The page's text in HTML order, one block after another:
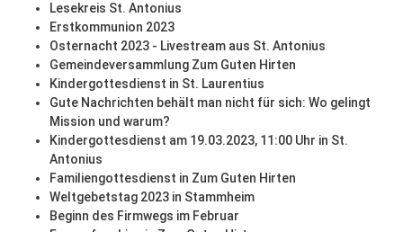
Lesekreis St. Antonius
Erstkommunion 2023
Osternacht 2023 - Livestream aus St. Antonius
Gemeindeversammlung Zum Guten Hirten
Kindergottesdienst in St. Laurentius
Gute Nachrichten behält man nicht für sich: Wo gelingt
Mission und warum?
Kindergottesdienst am 19.03.2023, 11:00 Uhr in St.
Antonius
Familiengottesdienst in Zum Guten Hirten
Weltgebetstag 2023 in Stammheim
Beginn des Firmwegs im Februar